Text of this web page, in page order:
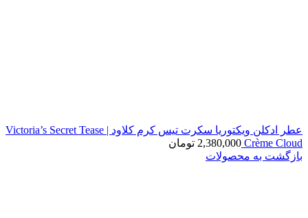
عطر ادکلن ویکتوریا سکرت تیس کرم کلاود | Victoria’s Secret Tease
Crème Cloud
2,380,000 تومان
بازگشت به محصولات